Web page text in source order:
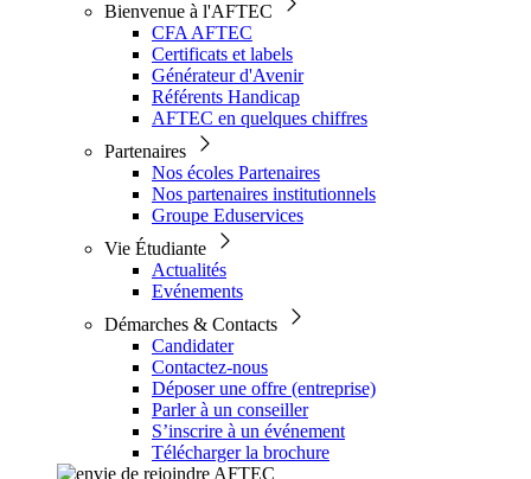
Bienvenue à l'AFTEC
CFA AFTEC
Certificats et labels
Générateur d'Avenir
Référents Handicap
AFTEC en quelques chiffres
Partenaires
Nos écoles Partenaires
Nos partenaires institutionnels
Groupe Eduservices
Vie Étudiante
Actualités
Evénements
Démarches & Contacts
Candidater
Contactez-nous
Déposer une offre (entreprise)
Parler à un conseiller
S’inscrire à un événement
Télécharger la brochure